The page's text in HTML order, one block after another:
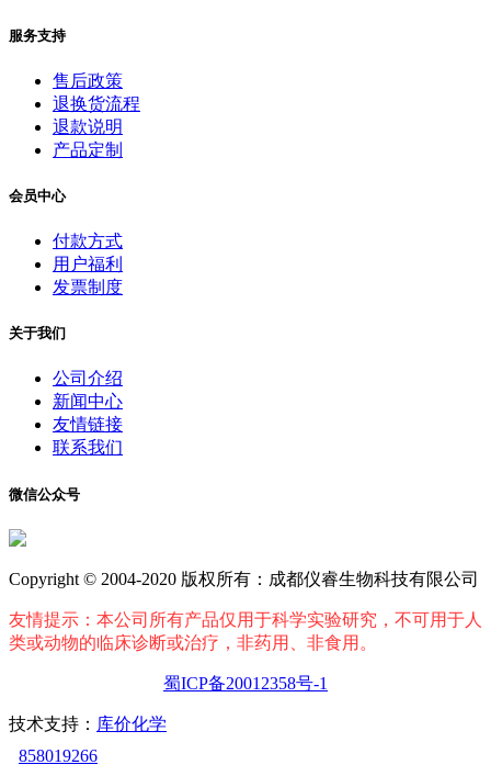
服务支持
售后政策
退换货流程
退款说明
产品定制
会员中心
付款方式
用户福利
发票制度
关于我们
公司介绍
新闻中心
友情链接
联系我们
微信公众号
Copyright © 2004-2020 版权所有：成都仪睿生物科技有限公司
友情提示：本公司所有产品仅用于科学实验研究，不可用于人
类或动物的临床诊断或治疗，非药用、非食用。
蜀ICP备20012358号-1
技术支持： 库价化学
858019266